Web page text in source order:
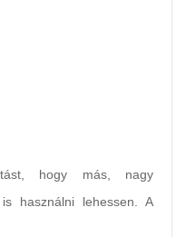
hogy más, nagy
használni lehessen. A